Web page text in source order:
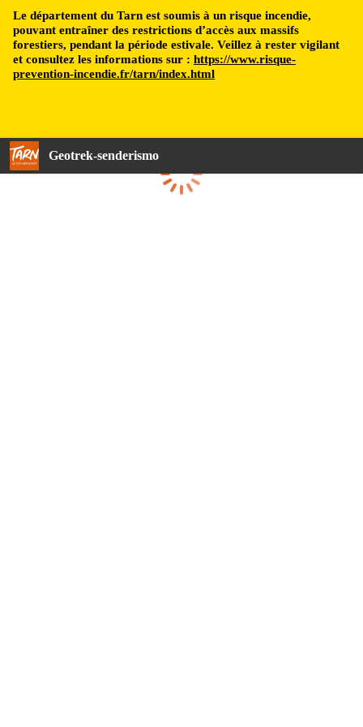
Le département du Tarn est soumis à un risque incendie,
pouvant entraîner des restrictions d’accès aux massifs
forestiers, pendant la période estivale. Veillez à rester vigilant
et consultez les informations sur : https://www.risque-
prevention-incendie.fr/tarn/index.html
Geotrek-senderismo
Cargando